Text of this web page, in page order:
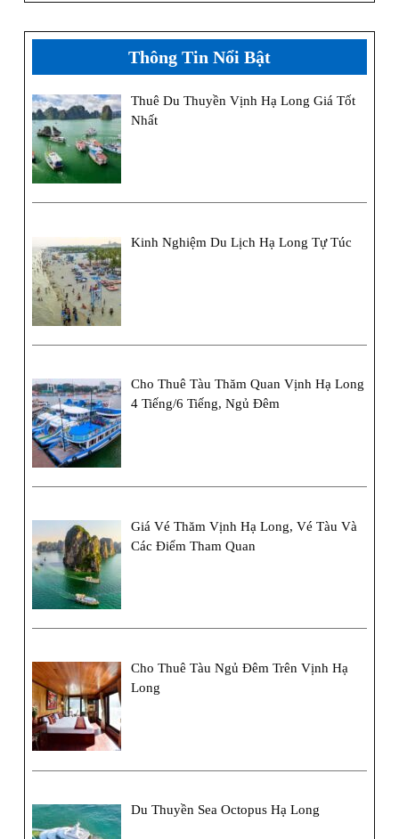
Thông Tin Nổi Bật
Thuê Du Thuyền Vịnh Hạ Long Giá Tốt
Nhất
Kinh Nghiệm Du Lịch Hạ Long Tự Túc
Cho Thuê Tàu Thăm Quan Vịnh Hạ Long
4 Tiếng/6 Tiếng, Ngủ Đêm
Giá Vé Thăm Vịnh Hạ Long, Vé Tàu Và
Các Điểm Tham Quan
Cho Thuê Tàu Ngủ Đêm Trên Vịnh Hạ
Long
Du Thuyền Sea Octopus Hạ Long